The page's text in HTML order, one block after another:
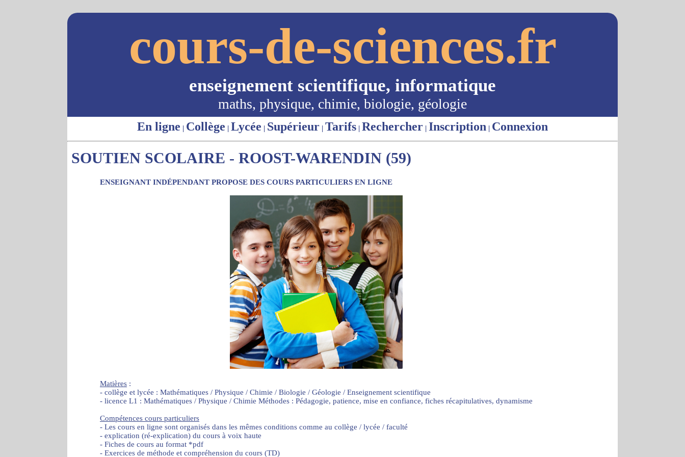
cours-de-sciences.fr
enseignement scientifique, informatique
maths, physique, chimie, biologie, géologie
En ligne | Collège | Lycée | Supérieur | Tarifs | Rechercher | Inscription | Connexion
SOUTIEN SCOLAIRE - ROOST-WARENDIN (59)
ENSEIGNANT INDÉPENDANT PROPOSE DES COURS PARTICULIERS EN LIGNE
Matières :
- collège et lycée : Mathématiques / Physique / Chimie / Biologie / Géologie / Enseignement scientifique
- licence L1 : Mathématiques / Physique / Chimie Méthodes : Pédagogie, patience, mise en confiance, fiches récapitulatives, dynamisme
Compétences cours particuliers
- Les cours en ligne sont organisés dans les mêmes conditions comme au collège / lycée / faculté
- explication (ré-explication) du cours à voix haute
- Fiches de cours au format *pdf
- Exercices de méthode et compréhension du cours (TD)